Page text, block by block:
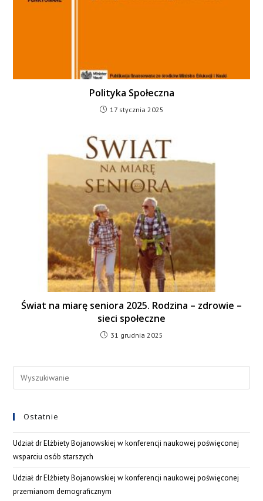
Polityka Społeczna
17 stycznia 2025
Świat na miarę seniora 2025. Rodzina – zdrowie –
sieci społeczne
31 grudnia 2025
Ostatnie
Udział dr Elżbiety Bojanowskiej w konferencji naukowej poświęconej
wsparciu osób starszych
Udział dr Elżbiety Bojanowskiej w konferencji naukowej poświęconej
przemianom demograficznym